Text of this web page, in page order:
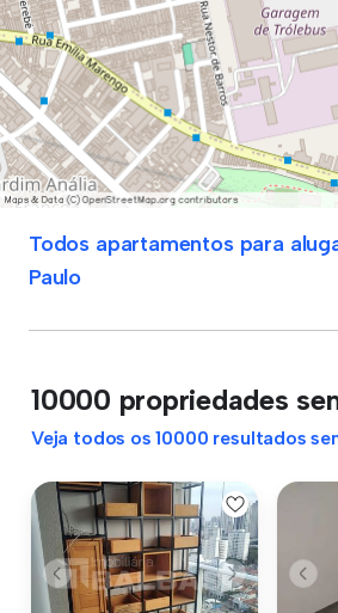
Todos apartamentos para
Paulo
10000 propriedades
Veja todos os 10000 resultados